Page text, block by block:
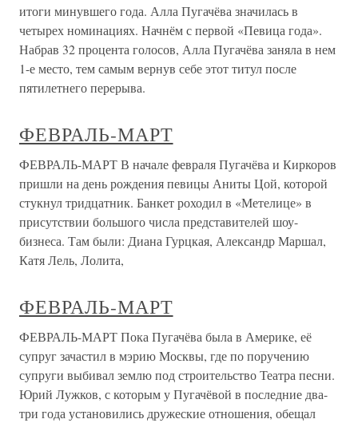
итоги минувшего года. Алла Пугачёва значилась в
четырех номинациях. Начнём с первой «Певица года».
Набрав 32 процента голосов, Алла Пугачёва заняла в нем
1-е место, тем самым вернув себе этот титул после
пятилетнего перерыва.
ФЕВРАЛЬ-МАРТ
ФЕВРАЛЬ-МАРТ В начале февраля Пугачёва и Киркоров
пришли на день рождения певицы Аниты Цой, которой
стукнул тридцатник. Банкет роходил в «Метелице» в
присутствии большого числа представителей шоу-
бизнеса. Там были: Диана Гурцкая, Александр Маршал,
Катя Лель, Лолита,
ФЕВРАЛЬ-МАРТ
ФЕВРАЛЬ-МАРТ Пока Пугачёва была в Америке, её
супруг зачастил в мэрию Москвы, где по поручению
супруги выбивал землю под строительство Театра песни.
Юрий Лужков, с которым у Пугачёвой в последние два-
три года установились дружеские отношения, обещал